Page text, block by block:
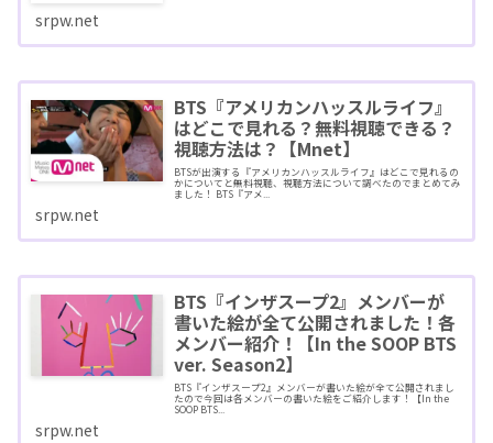
srpw.net
BTS『アメリカンハッスルライフ』
はどこで見れる？無料視聴できる？
視聴方法は？【Mnet】
BTSが出演する『アメリカンハッスルライフ』はどこで見れるの
かについてと無料視聴、視聴方法について調べたのでまとめてみ
ました！ BTS『アメ...
srpw.net
BTS『インザスープ2』メンバーが
書いた絵が全て公開されました！各
メンバー紹介！【In the SOOP BTS
ver. Season2】
BTS『インザスープ2』メンバーが書いた絵が全て公開されまし
たので今回は各メンバーの書いた絵をご紹介します！【In the
SOOP BTS...
srpw.net